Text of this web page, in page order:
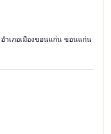
ำเภอเมืองขอนแก่น ขอนแก่น